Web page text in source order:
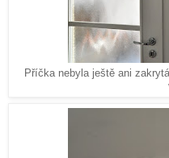
Příčka nebyla ještě ani